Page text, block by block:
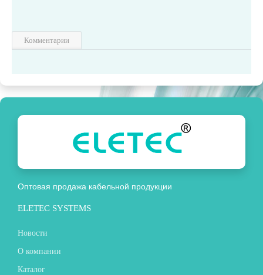
Комментарии
Оптовая продажа кабельной продукции
ELETEC SYSTEMS
Новости
О компании
Каталог